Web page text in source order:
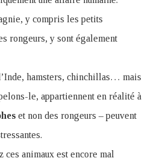
y compris les petits
rongeurs, y sont également
hamsters, chinchillas… mais
le, appartiennent en réalité à
et non des rongeurs – peuvent
ces animaux est encore mal